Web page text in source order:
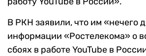
В РКН заявили, что им «нечего
информации «Ростелекома» о
сбоях в работе YouTube в